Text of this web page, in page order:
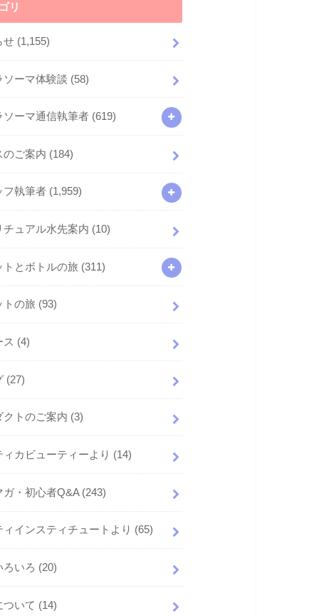
リ
せ (1,155)
ソーマ体験談 (58)
ソーマ通信執筆者 (619)
のご案内 (184)
フ執筆者 (1,959)
チュアル水先案内 (10)
トとボトルの旅 (311)
トの旅 (93)
ス (4)
(27)
クトのご案内 (3)
ィカビューティーより (14)
ガ・初心者Q&A (243)
ィインスティチュートより (65)
ろいろ (20)
ついて (14)